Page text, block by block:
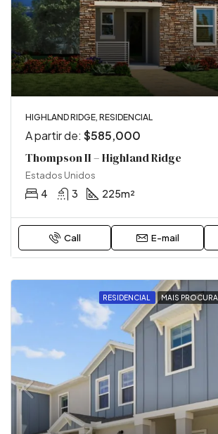
HIGHLAND RIDGE, RESIDENCIAL
A partir de: $585,000
Thompson II – Highland Ridge
Estados Unidos
4 3 225m²
Call E-mail
RESIDENCIAL MAIS